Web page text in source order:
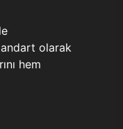
olarak
hem